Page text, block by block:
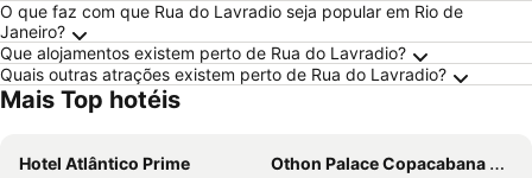
O que faz com que Rua do Lavradio seja popular em Rio de
Janeiro?
Que alojamentos existem perto de Rua do Lavradio?
Quais outras atrações existem perto de Rua do Lavradio?
Mais Top hotéis
Hotel Atlântico Prime
Othon Palace Copacabana Rio